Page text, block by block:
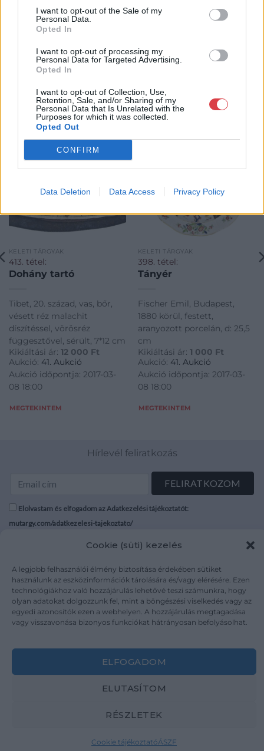
I want to opt-out of the Sale of my
Personal Data.
Opted In
I want to opt-out of processing my
Personal Data for Targeted Advertising.
Opted In
I want to opt-out of Collection, Use,
Retention, Sale, and/or Sharing of my
Personal Data that Is Unrelated with the
Purposes for which it was collected.
Opted Out
CONFIRM
Data Deletion Data Access Privacy Policy
Cookie (süti) kezelés
A legjobb felhasználói élmény biztosítása érdekében sütiket
használunk az eszközinformációk tárolására és/vagy elérésére. Ezen
technológiákhoz való hozzájárulás lehetővé teszi számunkra, hogy
olyan adatokat dolgozzunk fel, mint a böngészési viselkedés vagy az
egyedi azonosítók ezen a webhelyen. A hozzájárulás megtagadása
vagy visszavonása bizonyos funkciókat hátrányosan befolyásolhat.
ELFOGADOM
ELUTASÍTOM
RÉSZLETEK
Cookie tájékoztatóÁSZF
KAPCSOLÓDÓ MŰTÁRGYAK
KELETI TÁRGYAK
413. tétel:
Dohány tartó
Tibet, 20. század, vas, bőr,
vésett réz malachit
díszítéssel, vörösréz
függesztővel, sérült, 7*12 cm
Kikiáltási ár: 12 000 Ft
Aukció: 41. Aukció
Aukció időpontja: 2017-03-
08 18:00
MEGTEKINTEM
KELETI TÁRGYAK
398. tétel:
Tányér
Fischer Emil, Budapest,
1880 körül, festett,
aranyozott porcelán, d: 25,5
cm
Kikiáltási ár: 1 000 Ft
Aukció: 41. Aukció
Aukció időpontja: 2017-03-
08 18:00
MEGTEKINTEM
Hírlevél feliratkozás
Elolvastam és elfogadom az Adatkezelési tájékoztatót:
mutargy.com/adatkezelesi-tajekoztato/
Médiaajánlat
Karrier
Kapcsolat
Áraink
ÁSZF
Adatvédelem
Impresszum